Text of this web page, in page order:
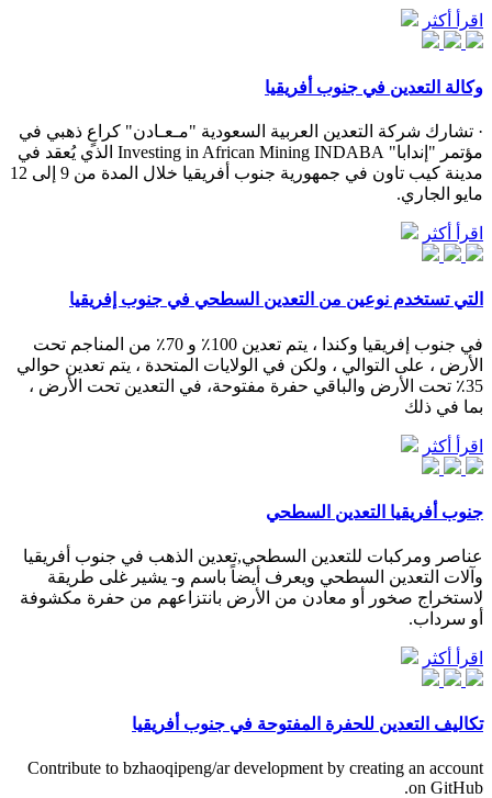
اقرأ أكثر
وكالة التعدين في جنوب أفريقيا
· تشارك شركة التعدين العربية السعودية "مـعـادن" كراعٍ ذهبي في
مؤتمر "إندابا" Investing in African Mining INDABA الذي يُعقد في
مدينة كيب تاون في جمهورية جنوب أفريقيا خلال المدة من 9 إلى 12
مايو الجاري.
اقرأ أكثر
التي تستخدم نوعين من التعدين السطحي في جنوب إفريقيا
في جنوب إفريقيا وكندا ، يتم تعدين 100٪ و 70٪ من المناجم تحت
الأرض ، على التوالي ، ولكن في الولايات المتحدة ، يتم تعدين حوالي
35٪ تحت الأرض والباقي حفرة مفتوحة، في التعدين تحت الأرض ،
بما في ذلك
اقرأ أكثر
جنوب أفريقيا التعدين السطحي
عناصر ومركبات للتعدين السطحي,تعدين الذهب في جنوب أفريقيا
وآلات التعدين السطحي ويعرف أيضاً باسم و- يشير غلى طريقة
لاستخراج صخور أو معادن من الأرض بانتزاعهم من حفرة مكشوفة
أو سرداب.
اقرأ أكثر
تكاليف التعدين للحفرة المفتوحة في جنوب أفريقيا
Contribute to bzhaoqipeng/ar development by creating an account
on GitHub.